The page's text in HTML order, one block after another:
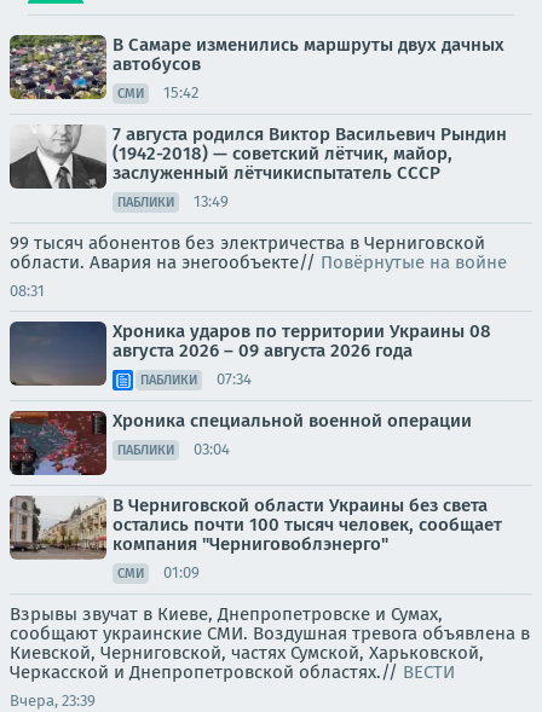
В Самаре изменились маршруты двух дачных
автобусов
СМИ 15:42
7 августа родился Виктор Васильевич Рындин
(1942-2018) — советский лётчик, майор,
заслуженный лётчикиспытатель СССР
ПАБЛИКИ 13:49
99 тысяч абонентов без электричества в Черниговской
области. Авария на энегообъекте// Повёрнутые на войне
08:31
Хроника ударов по территории Украины 08
августа 2026 – 09 августа 2026 года
ПАБЛИКИ 07:34
Хроника специальной военной операции
ПАБЛИКИ 03:04
В Черниговской области Украины без света
остались почти 100 тысяч человек, сообщает
компания "Черниговоблэнерго"
СМИ 01:09
Взрывы звучат в Киеве, Днепропетровске и Сумах,
сообщают украинские СМИ. Воздушная тревога объявлена в
Киевской, Черниговской, частях Сумской, Харьковской,
Черкасской и Днепропетровской областях.// ВЕСТИ
Вчера, 23:39